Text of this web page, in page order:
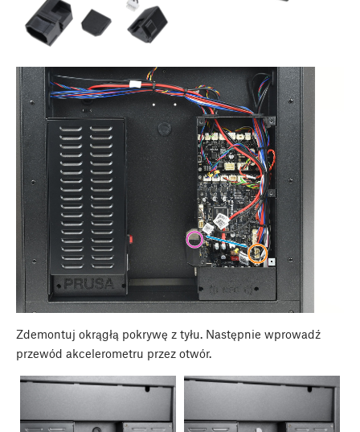
Zdemontuj okrągłą pokrywę z tyłu. Następnie wprowadź
przewód akcelerometru przez otwór.